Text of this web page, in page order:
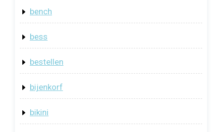
bench
bess
bestellen
bijenkorf
bikini